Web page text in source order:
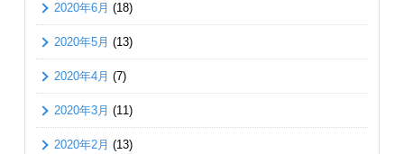
2020年6月 (18)
2020年5月 (13)
2020年4月 (7)
2020年3月 (11)
2020年2月 (13)